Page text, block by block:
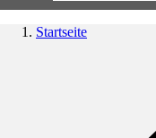
Startseite